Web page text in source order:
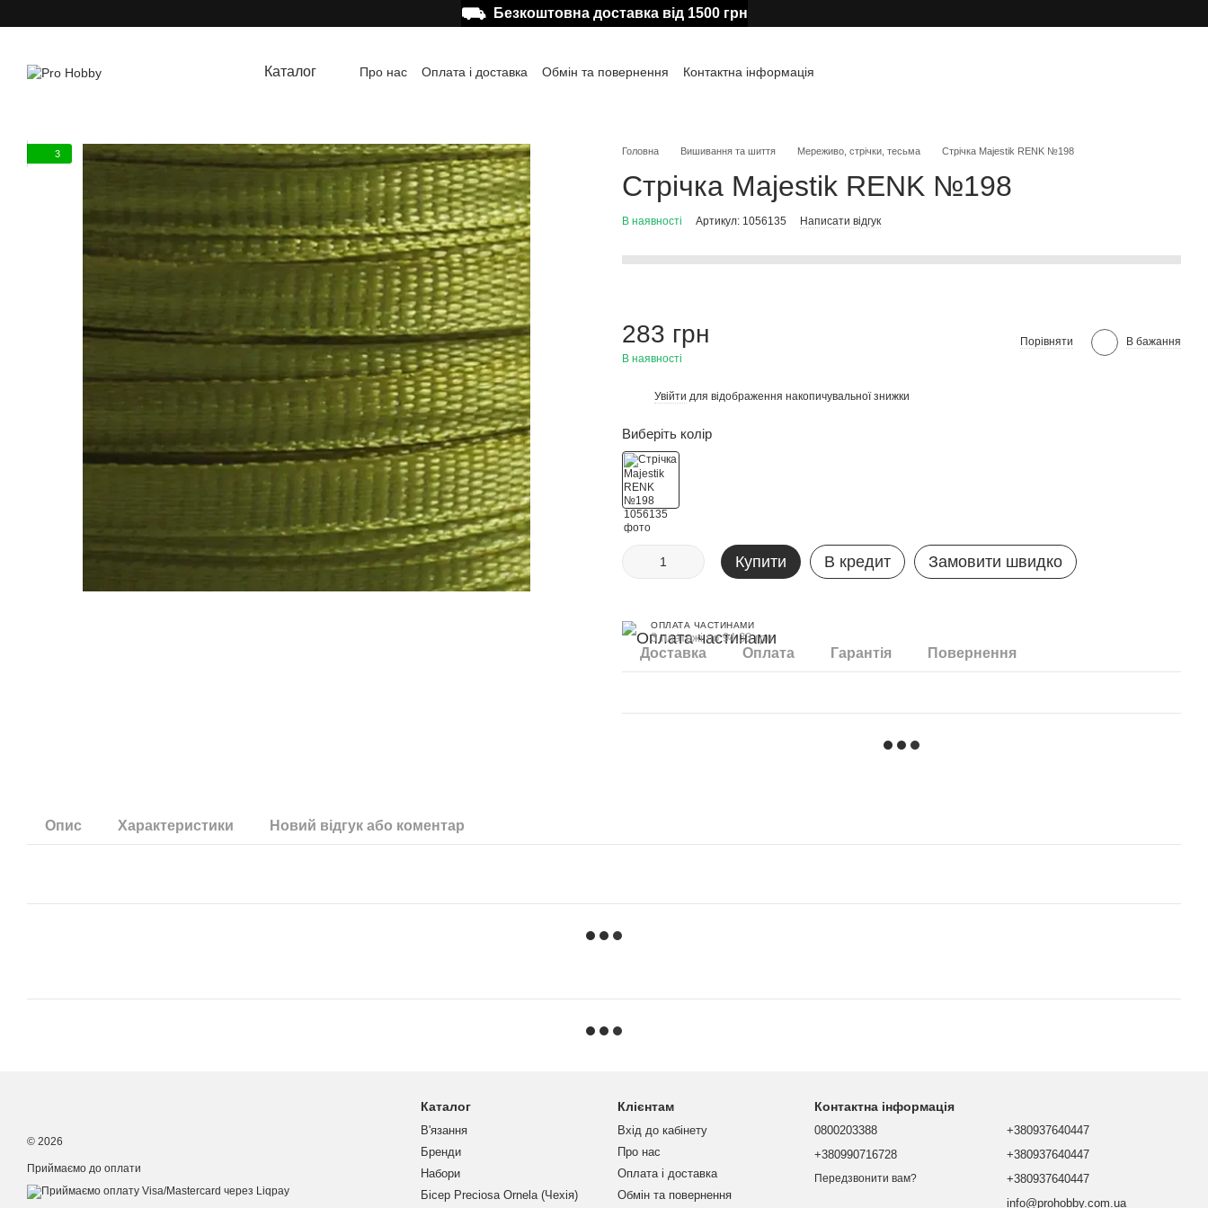
⛟ Безкоштовна доставка від 1500 грн
Каталог Про нас Оплата і доставка Обмін та повернення
Контактна інформація
3 Головна Вишивання та шиття Мереживо, стрічки, тесьма Стрічка Majestik RENK №198
Стрічка Majestik RENK №198
В наявності Артикул: 1056135 Написати відгук
283 грн
В наявності
Порівняти В бажання
Увійти для відображення накопичувальної знижки
Виберіть колір
Купити В кредит Замовити швидко
ОПЛАТА ЧАСТИНАМИ
3 платежі по 94.33 грн
Доставка Оплата Гарантія Повернення
Опис Характеристики Новий відгук або коментар
© 2026
Приймаємо до оплати
Каталог
В'язання
Бренди
Набори
Бісер Preciosa Ornela (Чехія)
Клієнтам
Вхід до кабінету
Про нас
Оплата і доставка
Обмін та повернення
Контактна інформація
0800203388
+380990716728
Передзвонити вам?
+380937640447
+380937640447
+380937640447
info@prohobby.com.ua